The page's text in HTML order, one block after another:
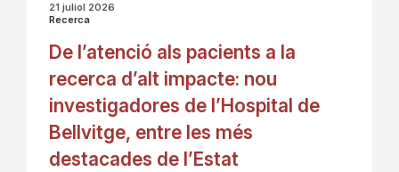
21 juliol 2026
Recerca
De l’atenció als pacients a la
recerca d’alt impacte: nou
investigadores de l’Hospital de
Bellvitge, entre les més
destacades de l’Estat